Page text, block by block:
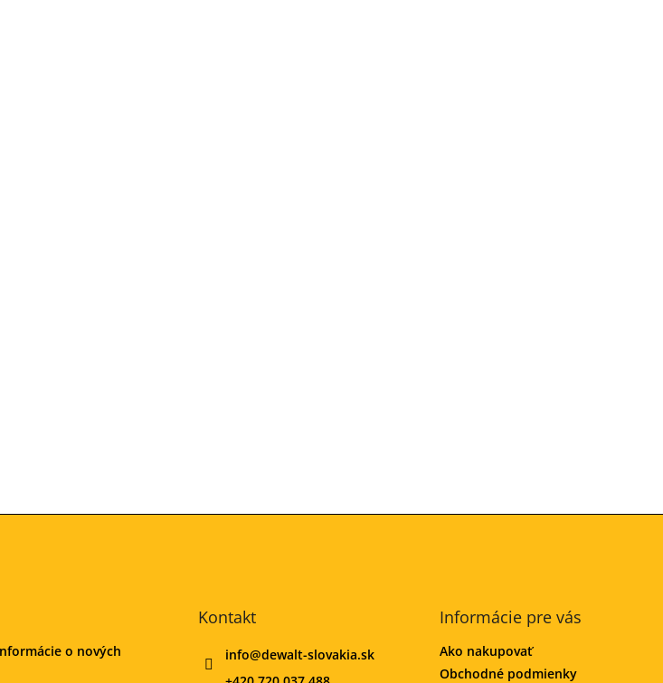
o nových
Kontakt
info@dewalt-slovakia.sk
Informácie pre vás
Ako nakupovať
Obchodné podmienky